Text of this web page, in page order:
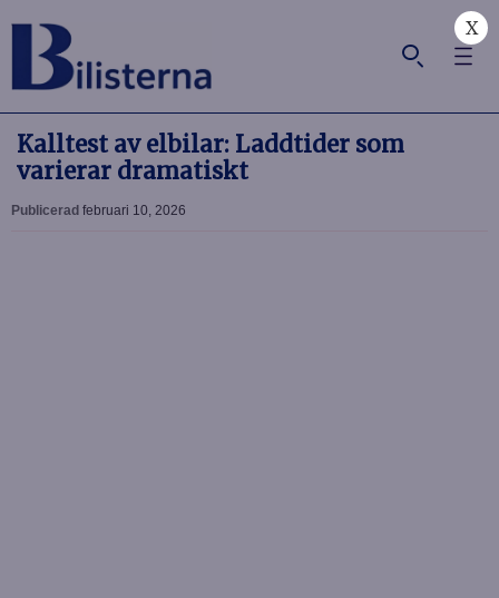
X
Kalltest av elbilar: Laddtider som
varierar dramatiskt
Publicerad februari 10, 2026